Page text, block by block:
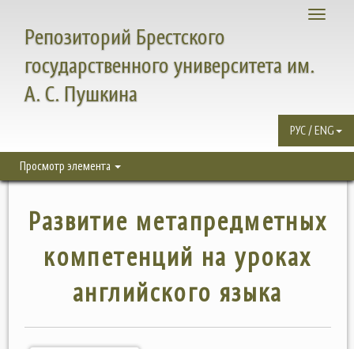
Toggle
Репозиторий Брестского
государственного университета им.
А. С. Пушкина
РУС / ENG
Просмотр элемента
Развитие метапредметных
компетенций на уроках
английского языка